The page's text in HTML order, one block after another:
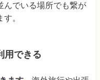
んでいる場所でも繋が
。
用できる